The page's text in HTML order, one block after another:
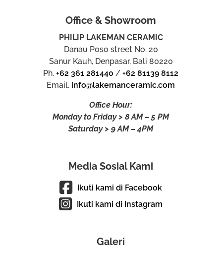
Office & Showroom
PHILIP LAKEMAN CERAMIC
Danau Poso street No. 20
Sanur Kauh, Denpasar, Bali 80220
Ph.+62 361 281440 /+62 81139 8112
Email. info@lakemanceramic.com
Office Hour:
Monday to Friday > 8 AM – 5 PM
Saturday > 9 AM – 4PM
Media Sosial Kami
Ikuti kami di Facebook
Ikuti kami di Instagram
Galeri